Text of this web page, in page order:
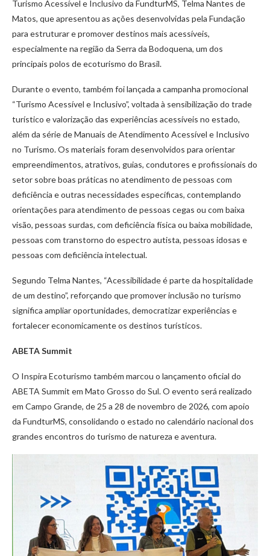
Turismo Acessível e Inclusivo da FundturMS, Telma Nantes de
Matos, que apresentou as ações desenvolvidas pela Fundação
para estruturar e promover destinos mais acessíveis,
especialmente na região da Serra da Bodoquena, um dos
principais polos de ecoturismo do Brasil.
Durante o evento, também foi lançada a campanha promocional
“Turismo Acessível e Inclusivo”, voltada à sensibilização do trade
turístico e valorização das experiências acessíveis no estado,
além da série de Manuais de Atendimento Acessível e Inclusivo
no Turismo. Os materiais foram desenvolvidos para orientar
empreendimentos, atrativos, guias, condutores e profissionais do
setor sobre boas práticas no atendimento de pessoas com
deficiência e outras necessidades específicas, contemplando
orientações para atendimento de pessoas cegas ou com baixa
visão, pessoas surdas, com deficiência física ou baixa mobilidade,
pessoas com transtorno do espectro autista, pessoas idosas e
pessoas com deficiência intelectual.
Segundo Telma Nantes, “Acessibilidade é parte da hospitalidade
de um destino”, reforçando que promover inclusão no turismo
significa ampliar oportunidades, democratizar experiências e
fortalecer economicamente os destinos turísticos.
ABETA Summit
O Inspira Ecoturismo também marcou o lançamento oficial do
ABETA Summit em Mato Grosso do Sul. O evento será realizado
em Campo Grande, de 25 a 28 de novembro de 2026, com apoio
da FundturMS, consolidando o estado no calendário nacional dos
grandes encontros do turismo de natureza e aventura.